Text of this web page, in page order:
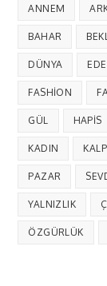
ANNEM
BAHAR
DÜNYA
FASHION
GÜL HAPIS
KADIN KALP
PAZAR
YALNIZLIK
ÖZGÜRLÜK